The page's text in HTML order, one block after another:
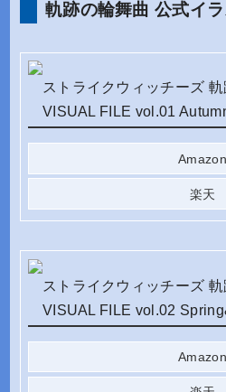
軌跡の輪舞曲 公式イ
ストライクウィッチーズ
VISUAL FILE vol.01
Amazon
楽天
ストライクウィッチーズ
VISUAL FILE vol.02
Amazon